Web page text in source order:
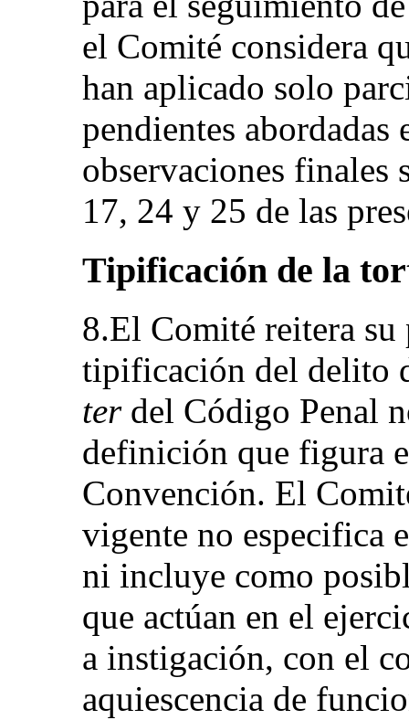
el Comité considera
han aplicado solo
pendientes abordadas
observaciones finales
17, 24 y 25 de las
Tipificación de la
8.El Comité reitera
tipificación del delito
terdel Código Penal
definición que figura
Convención. El
vigente no especifica
ni incluye como
que actúan en el
a instigación, con el
aquiescencia de